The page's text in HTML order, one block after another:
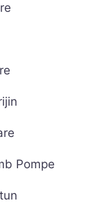
Pompe